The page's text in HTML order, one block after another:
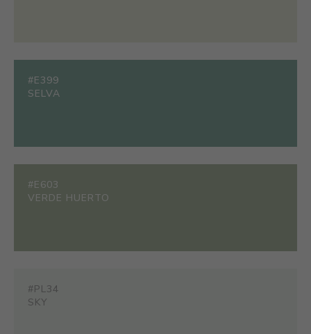
#E399
SELVA
#E603
VERDE HUERTO
#PL34
SKY